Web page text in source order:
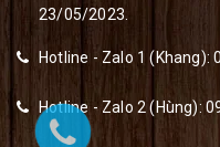
23/05/2023.
Hotline - Zalo 1 (Khang):
Hotline - Zalo 2 (Hùng):